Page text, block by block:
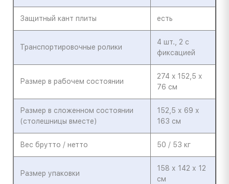
Защитный кант плиты есть
Транспортировочные ролики
4 шт., 2 с
фиксацией
Размер в рабочем состоянии
274 x 152,5 x
76 см
Размер в сложенном состоянии
(столешницы вместе)
152,5 х 69 х
163 см
Вес брутто / нетто 50 / 53 кг
Размер упаковки
158 х 142 х 12
см